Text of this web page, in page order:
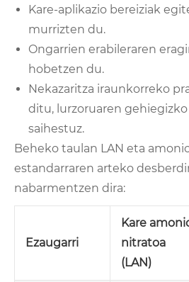
Kare-aplikazio bereiziak
murrizten du.
Ongarrien erabileraren
hobetzen du.
Nekazaritza iraunkorreko
ditu, lurzoruaren gehiegizko
saihestuz.
Beheko taulan LAN eta
estandarraren arteko
nabarmentzen dira:
Ezaugarri
Kare
nitratoa
(LAN)